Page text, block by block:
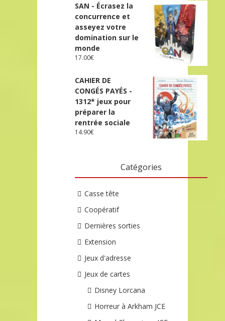
SAN - Écrasez la
concurrence et
asseyez votre
domination sur le
monde
17.00€
CAHIER DE
CONGÉS PAYÉS -
1312* jeux pour
préparer la
rentrée sociale
14.90€
Catégories
Casse tête
Coopératif
Dernières sorties
Extension
Jeux d'adresse
Jeux de cartes
Disney Lorcana
Horreur à Arkham JCE